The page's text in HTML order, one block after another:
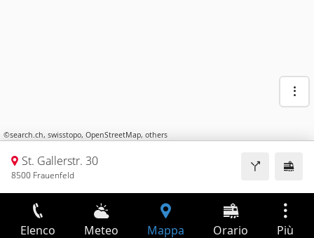
©search.ch, swisstopo, OpenStreetMap, others
St. Gallerstr. 30
8500 Frauenfeld
Elenco Meteo Mappa Orario Più